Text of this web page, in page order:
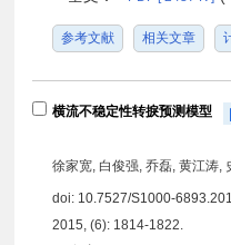
参考文献 相关文章
横流不稳定性转捩预测模型
徐家宽, 白俊强, 乔磊, 黄江涛,
doi: 10.7527/S1000-
2015, (6): 1814-1822.